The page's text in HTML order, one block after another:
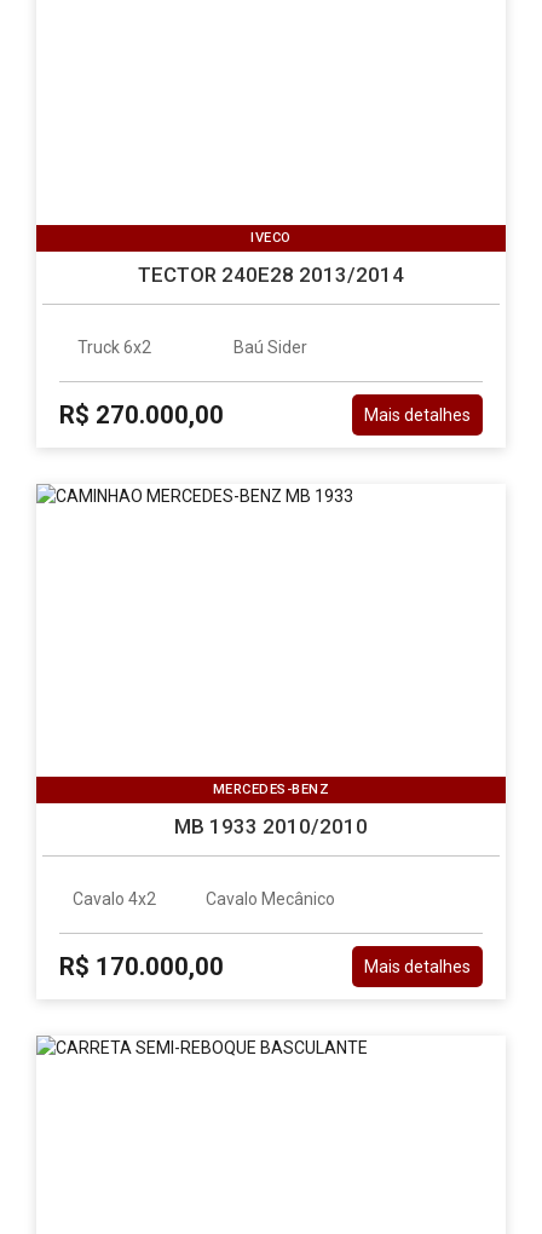
IVECO
TECTOR 240E28 2013/2014
Truck 6x2 Baú Sider
R$ 270.000,00 Mais detalhes
MERCEDES-BENZ
MB 1933 2010/2010
Cavalo 4x2 Cavalo Mecânico
R$ 170.000,00 Mais detalhes